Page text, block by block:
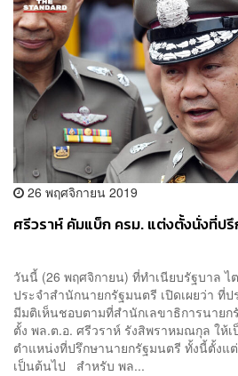
26 พฤศจิกายน 2019
ศรีวราห์ คัมแบ็ก ครม. แต่งตั้งนั่งที่ป
วันนี้ (26 พฤศจิกายน) ที่ทำเนียบรัฐบาล
ประจำสำนักนายกรัฐมนตรี เปิดเผยว่า ที่
มีมติเห็นชอบตามที่สำนักเลขาธิการนายก
ตั้ง พล.ต.อ. ศรีวราห์ รังสิพราหมณกุล ให้เ
ตำแหน่งที่ปรึกษานายกรัฐมนตรี ทั้งนี้ตั้งแ
เป็นต้นไป สำหรับ พล...